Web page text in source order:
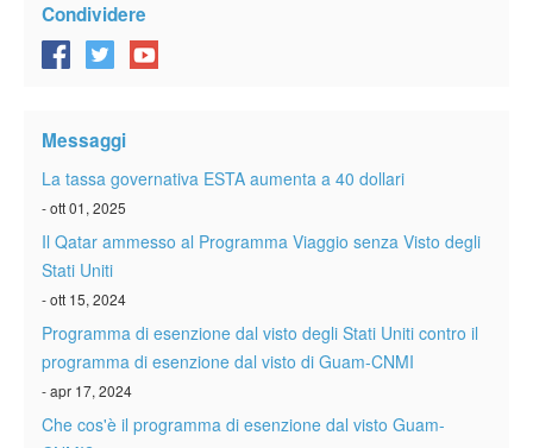
Viaggio senza Visto
ESTA info
Contatto
Condividere
Messaggi
La tassa governativa ESTA aumenta a 40 dollari
- ott 01, 2025
Il Qatar ammesso al Programma Viaggio senza Visto degli
Stati Uniti
- ott 15, 2024
Programma di esenzione dal visto degli Stati Uniti contro il
programma di esenzione dal visto di Guam-CNMI
- apr 17, 2024
Che cos'è il programma di esenzione dal visto Guam-